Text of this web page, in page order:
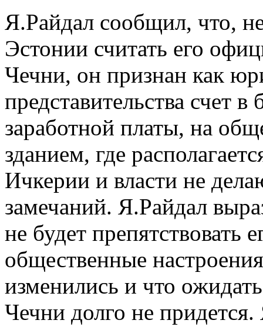
Я.Райдал сообщил, что,
Эстонии считать его
Чечни, он признан как
представительства счет
заработной платы, на
зданием, где
Ичкерии и власти не
замечаний. Я.Райдал
не будет препятствовать
общественные
изменились и что
Чечни долго не